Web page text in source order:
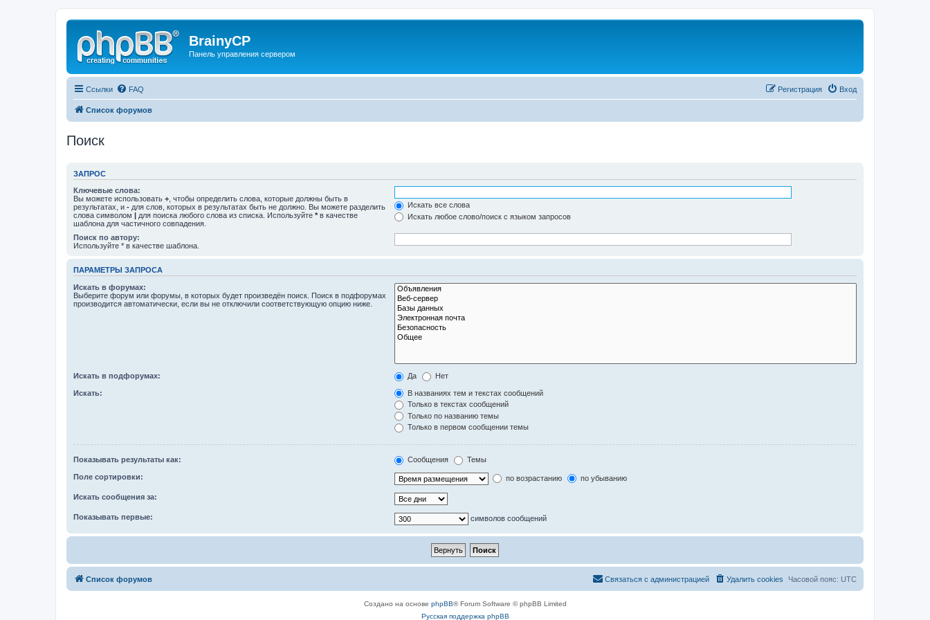
BrainyCP
Панель управления сервером
Ссылки FAQ Вход
Регистрация
Список форумов
Поиск
ЗАПРОС
Ключевые слова:
Вы можете использовать + , чтобы определить слова, которые должны быть в
результатах, и - для слов, которых в результатах быть не должно. Вы можете разделить
слова символом | для поиска любого слова из списка. Используйте * в качестве
шаблона для частичного совпадения.
Искать все слова
Искать любое слово/поиск с языком запросов
Поиск по автору:
Используйте * в качестве шаблона.
ПАРАМЕТРЫ ЗАПРОСА
Искать в форумах:
Выберите форум или форумы, в которых будет произведён поиск. Поиск в подфорумах
производится автоматически, если вы не отключили соответствующую опцию ниже.
Искать в подфорумах: Да Нет
Искать:
В названиях тем и текстах сообщений
Только в текстах сообщений
Только по названию темы
Только в первом сообщении темы
Показывать результаты как: Сообщения Темы
Поле сортировки: по возрастанию по убыванию
Искать сообщения за:
Показывать первые: символов сообщений
Список форумов Часовой пояс: UTC
Удалить cookies
Связаться с администрацией
Создано на основе phpBB® Forum Software © phpBB Limited
Русская поддержка phpBB